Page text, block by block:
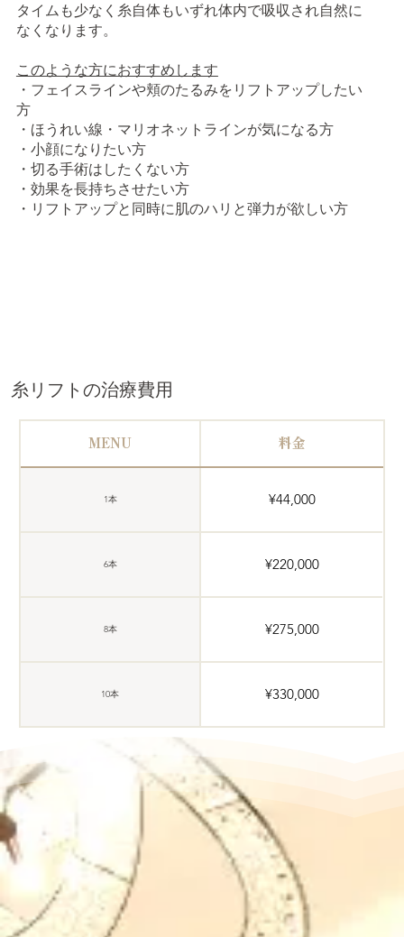
タイムも少なく糸自体もいずれ体内で吸収され自然に
なくなります。
このような方におすすめします
・フェイスラインや頬のたるみをリフトアップしたい
方
・ほうれい線・マリオネットラインが気になる方
・小顔になりたい方
・切る手術はしたくない方
・効果を長持ちさせたい方
・リフトアップと同時に肌のハリと弾力が欲しい方
糸リフトの治療費用
MENU 料金
1本 ¥44,000
6本 ¥220,000
8本 ¥275,000
10本 ¥330,000